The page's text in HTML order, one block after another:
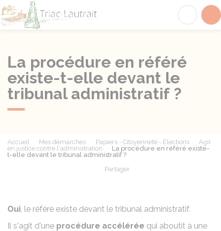
La procédure en référé
existe-t-elle devant le
tribunal administratif ?
Accueil Mes démarches Papiers - Citoyenneté - Élections
Agir
en justice contre l'administration
La procédure en référé existe-
t-elle devant le tribunal administratif ?
Partager
Oui, le référé existe devant le tribunal administratif.
Il s'agit d'une procédure accélérée qui aboutit à une